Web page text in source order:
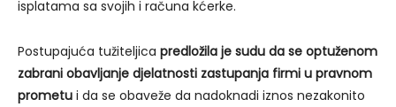
isplatama sa svojih i računa kćerke.
Postupajuća tužiteljica predložila je sudu da se optuženom
zabrani obavljanje djelatnosti zastupanja firmi u pravnom
prometu i da se obaveže da nadoknadi iznos nezakonito